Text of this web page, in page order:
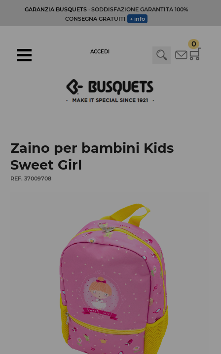
GARANZIA BUSQUETS· SODDISFAZIONE GARANTITA 100%
CONSEGNA GRATUITI
+ info
0
ACCEDI
Zaino per bambini Kids
Sweet Girl
REF. 37009708